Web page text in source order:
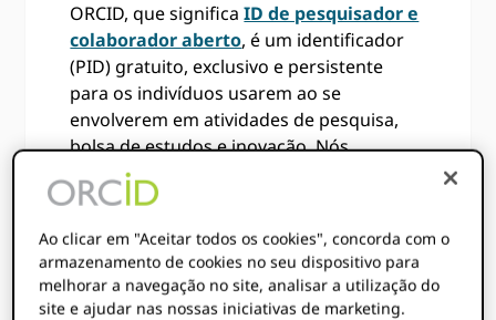
ORCID, que significa ID de pesquisador e
colaborador aberto, é um identificador
(PID) gratuito, exclusivo e persistente
para os indivíduos usarem ao se
envolverem em atividades de pesquisa,
bolsa de estudos e inovação. Nós
provemos ORCID para pesquisadores
gratuitamente para que possamos
realizar nossa visão de conectar todos os
que participam de pesquisa, bolsa de
estudos e inovação são identificados de
forma única e conectados às suas
Ao clicar em "Aceitar todos os cookies", concorda com o
armazenamento de cookies no seu dispositivo para
melhorar a navegação no site, analisar a utilização do
site e ajudar nas nossas iniciativas de marketing.